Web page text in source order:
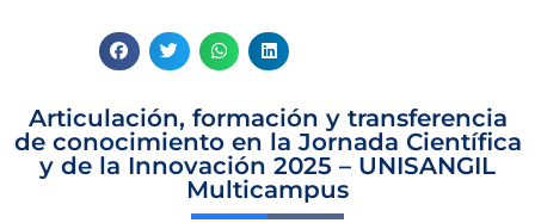
Articulación, formación y transferencia
de conocimiento en la Jornada Científica
y de la Innovación 2025 – UNISANGIL
Multicampus